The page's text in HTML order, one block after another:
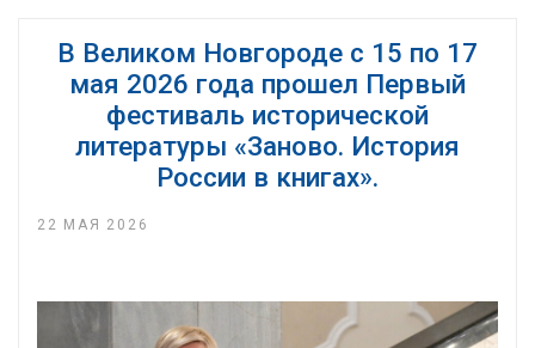
В Великом Новгороде с 15 по 17
мая 2026 года прошел Первый
фестиваль исторической
литературы «Заново. История
России в книгах».
22 МАЯ 2026